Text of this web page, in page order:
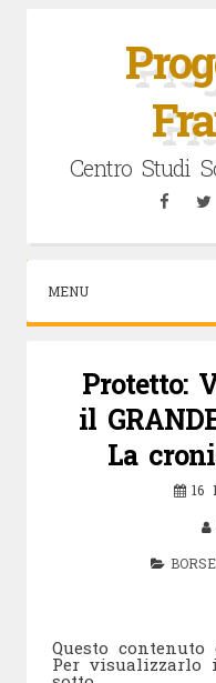
Centro Studi
MENU
Protetto:
il
La
16
Questo contenuto
Per visualizzarlo